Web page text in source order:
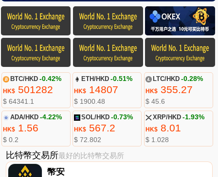
BTC/HKD -0.42%
HK$501282
$ 64341.1
ETH/HKD -0.51%
HK$ 14807
$ 1900.48
LTC/HKD -0.28%
HK$355.27
$ 45.6
ADA/HKD -4.22%
HK$1.56
$ 0.2
SOL/HKD -0.73%
HK$ 567.2
$ 72.802
XRP/HKD -1.93%
HK$8.01
$ 1.028
比特幣交易所最好的比特幣交易所
幣安